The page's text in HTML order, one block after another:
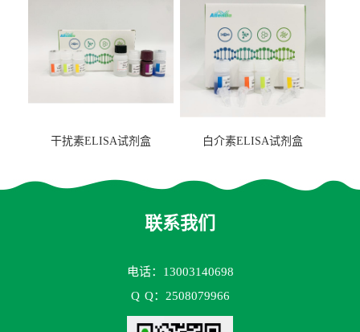
干扰素ELISA试剂盒 白介素ELISA试剂盒
联系我们
电话：13003140698
Q Q：2508079966